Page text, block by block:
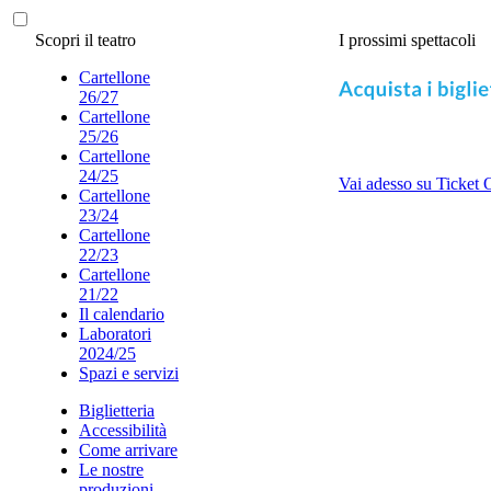
Scopri il teatro
Cartellone
26/27
Cartellone
25/26
Cartellone
24/25
Cartellone
23/24
Cartellone
22/23
Cartellone
21/22
Il calendario
Laboratori
2024/25
Spazi e servizi
Biglietteria
Accessibilità
Come arrivare
Le nostre
I prossimi spettacoli
Vai adesso su Ticket